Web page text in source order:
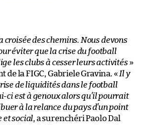
croisée des chemins. Nous devons
éviter que la crise du football
les clubs à cesser leurs activités»
de la FIGC, Gabriele Gravina. « Il y
de liquidités dans le football
ci est à genoux alors qu’il pourrait
à la relance du pays d’un point
et social, a surenchéri Paolo Dal